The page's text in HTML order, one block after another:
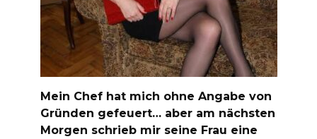
Mein Chef hat mich ohne Angabe von
Gründen gefeuert… aber am nächsten
Morgen schrieb mir seine Frau eine